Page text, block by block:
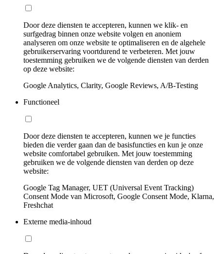
Door deze diensten te accepteren, kunnen we klik- en
surfgedrag binnen onze website volgen en anoniem
analyseren om onze website te optimaliseren en de algehele
gebruikerservaring voortdurend te verbeteren. Met jouw
toestemming gebruiken we de volgende diensten van derden
op deze website:
Google Analytics, Clarity, Google Reviews, A/B-Testing
Functioneel
Door deze diensten te accepteren, kunnen we je functies
bieden die verder gaan dan de basisfuncties en kun je onze
website comfortabel gebruiken. Met jouw toestemming
gebruiken we de volgende diensten van derden op deze
website:
Google Tag Manager, UET (Universal Event Tracking)
Consent Mode van Microsoft, Google Consent Mode, Klarna,
Freshchat
Externe media-inhoud